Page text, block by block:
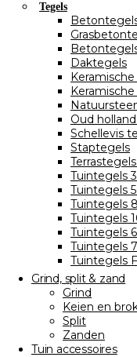
Tegels
Daktegels
Oud
Schellevis
Staptegels
Tuintegels
Tuintegels
Tuintegels
Tuintegels
Tuintegels
Tuintegels
Tuintegels
Grind, split & zand
Grind
Keien en
Split
Zanden
Tuin accessoires